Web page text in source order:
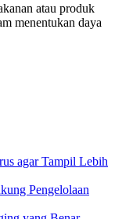
atau produk
menentukan daya
agar Tampil Lebih
Pengelolaan